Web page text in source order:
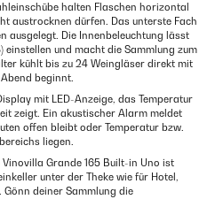
halten Flaschen horizontal
austrocknen dürfen. Das unterste Fach
ausgelegt. Die Innenbeleuchtung lässt
einstellen und macht die Sammlung zum
kühlt bis zu 24 Weingläser direkt mit
beginnt.
mit LED-Anzeige, das Temperatur
zeigt. Ein akustischer Alarm meldet
offen bleibt oder Temperatur bzw.
liegen.
Grande 165 Built-in Uno ist
unter der Theke wie für Hotel,
deiner Sammlung die